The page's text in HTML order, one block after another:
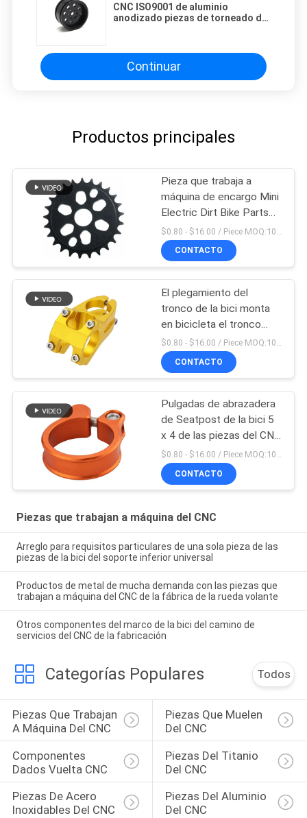
CNC ISO9001 de aluminio
anodizado piezas de torneado del
Continuar
Productos principales
Pieza que trabaja a
máquina de encargo Mini
Electric Dirt Bike Parts
del CNC del OEM
CONTACTO
El plegamiento del
tronco de la bici monta
en bicicleta el tronco
doble ajustable hecho en
China
$0.80 - $16.00 / Piece MOQ:10 pedazos
CONTACTO
Pulgadas de abrazadera
de Seatpost de la bici 5
x 4 de las piezas del CNC
de la precisión que
trabajan a máquina
$0.80 - $16.00 / Piece MOQ:10 pedazos
CONTACTO
Piezas que trabajan a máquina del CNC
Arreglo para requisitos particulares de una sola pieza de las
piezas de la bici del soporte inferior universal
Productos de metal de mucha demanda con las piezas que
trabajan a máquina del CNC de la fábrica de la rueda volante
Otros componentes del marco de la bici del camino de
servicios del CNC de la fabricación
Categorías Populares Todos
Piezas Que Trabajan
A Máquina Del CNC
Piezas Que Muelen
Del CNC
Componentes
Dados Vuelta CNC
Piezas Del Titanio
Del CNC
Piezas De Acero
Inoxidables Del CNC
Piezas Del Aluminio
Del CNC